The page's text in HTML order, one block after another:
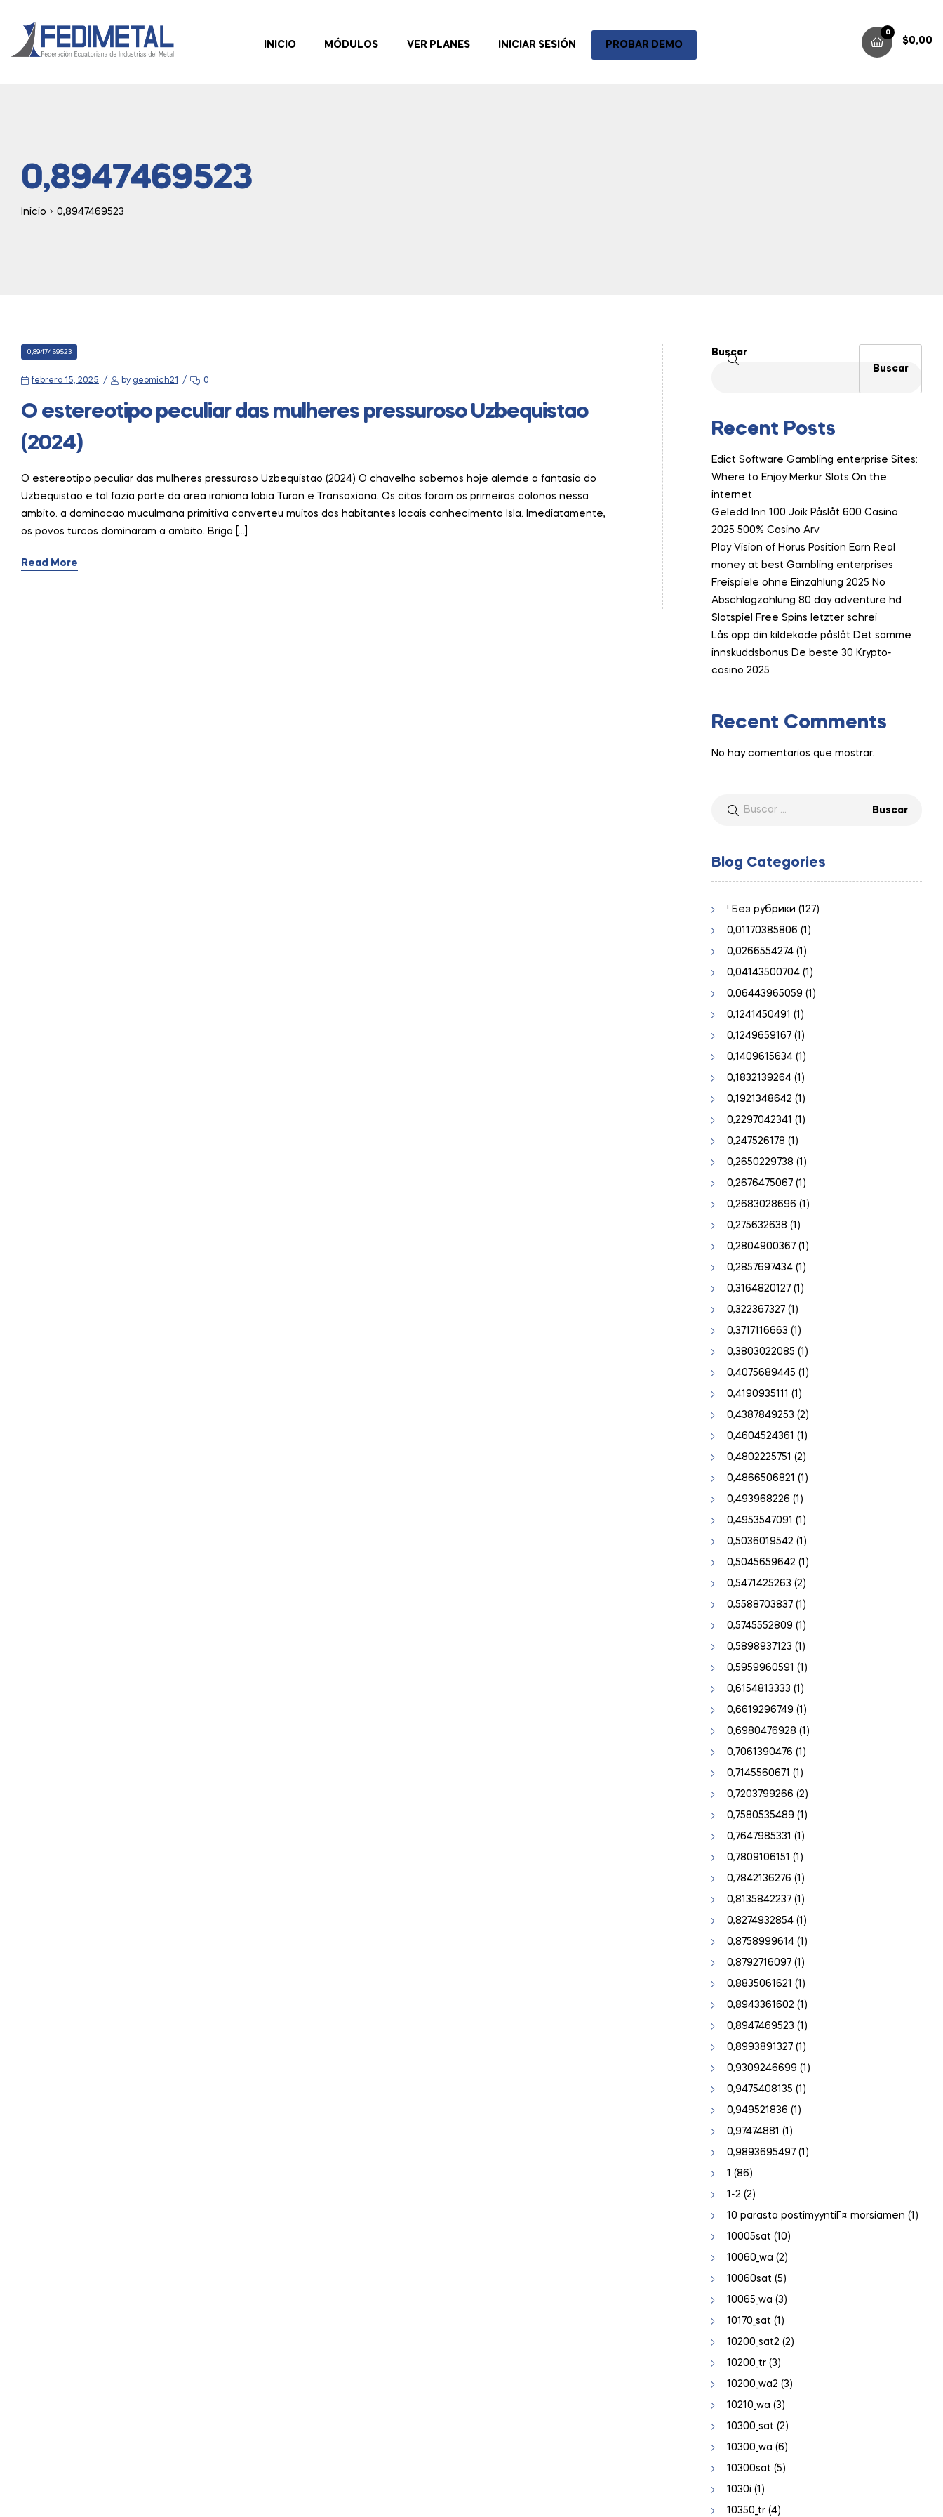
INICIO MÓDULOS VER PLANES INICIAR SESIÓN PROBAR DEMO
0
$0,00
0,8947469523
Inicio 0,8947469523
CATEGORIES
0,8947469523
febrero 15, 2025 by geomich21 0
O estereotipo peculiar das mulheres pressuroso Uzbequistao
(2024)
O estereotipo peculiar das mulheres pressuroso Uzbequistao (2024) O chavelho sabemos hoje alemde a fantasia do
Uzbequistao e tal fazia parte da area iraniana labia Turan e Transoxiana. Os citas foram os primeiros colonos nessa
ambito. a dominacao muculmana primitiva converteu muitos dos habitantes locais conhecimento Isla. Imediatamente,
os povos turcos dominaram a ambito. Briga […]
Read More
Buscar
Buscar
Recent Posts
Edict Software Gambling enterprise Sites:
Where to Enjoy Merkur Slots On the
internet
Geledd Inn 100 Joik Påslåt 600 Casino
2025 500% Casino Arv
Play Vision of Horus Position Earn Real
money at best Gambling enterprises
Freispiele ohne Einzahlung 2025 No
Abschlagzahlung 80 day adventure hd
Slotspiel Free Spins letzter schrei
Lås opp din kildekode påslåt Det samme
innskuddsbonus De beste 30 Krypto-
casino 2025
Recent Comments
No hay comentarios que mostrar.
Blog Categories
! Без рубрики (127)
0,01170385806 (1)
0,0266554274(1)
0,04143500704(1)
0,06443965059 (1)
0,1241450491 (1)
0,1249659167(1)
0,1409615634(1)
0,1832139264(1)
0,1921348642 (1)
0,2297042341 (1)
0,247526178 (1)
0,2650229738 (1)
0,2676475067(1)
0,2683028696 (1)
0,275632638 (1)
0,2804900367(1)
0,2857697434(1)
0,3164820127(1)
0,322367327(1)
0,3717116663 (1)
0,3803022085 (1)
0,4075689445 (1)
0,4190935111 (1)
0,4387849253 (2)
0,4604524361 (1)
0,4802225751 (2)
0,4866506821 (1)
0,493968226 (1)
0,4953547091 (1)
0,5036019542 (1)
0,5045659642 (1)
0,5471425263 (2)
0,5588703837(1)
0,5745552809 (1)
0,5898937123 (1)
0,5959960591 (1)
0,6154813333 (1)
0,6619296749 (1)
0,6980476928 (1)
0,7061390476 (1)
0,7145560671 (1)
0,7203799266 (2)
0,7580535489 (1)
0,7647985331 (1)
0,7809106151 (1)
0,7842136276 (1)
0,8135842237(1)
0,8274932854(1)
0,8758999614(1)
0,8792716097(1)
0,8835061621 (1)
0,8943361602 (1)
0,8947469523 (1)
0,8993891327(1)
0,9309246699 (1)
0,9475408135 (1)
0,949521836 (1)
0,97474881 (1)
0,9893695497(1)
1 (86)
1-2 (2)
10 parasta postimyyntiГ¤ morsiamen (1)
10005sat (10)
10060_wa (2)
10060sat (5)
10065_wa (3)
10170_sat (1)
10200_sat2 (2)
10200_tr(3)
10200_wa2 (3)
10210_wa (3)
10300_sat (2)
10300_wa (6)
10300sat (5)
1030i (1)
10350_tr(4)